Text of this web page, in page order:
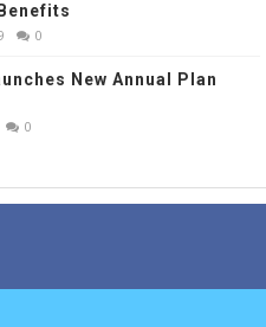
0
New Annual Plan
0